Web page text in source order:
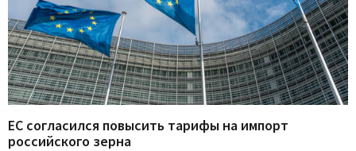
ЕС согласился повысить тарифы на импорт
российского зерна